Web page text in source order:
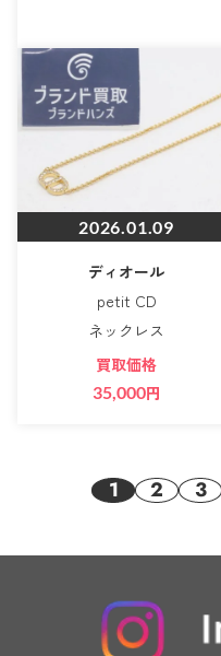
2026.01.09
ディオール
petit CD
ネックレス
買取価格
35,000円
1 2 3